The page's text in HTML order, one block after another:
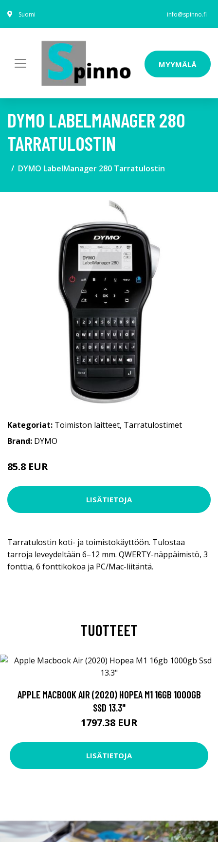
Suomi info@spinno.fi
MYYMÄLÄ
DYMO LABELMANAGER 280
TARRATULOSTIN
DYMO LabelManager 280 Tarratulostin
Kategoriat: Toimiston laitteet, Tarratulostimet
Brand: DYMO
85.8 EUR
LISÄTIETOJA
Tarratulostin koti- ja toimistokäyttöön. Tulostaa
tarroja leveydeltään 6–12 mm. QWERTY-näppäimistö, 3
fonttia, 6 fonttikokoa ja PC/Mac-liitäntä.
TUOTTEET
APPLE MACBOOK AIR (2020) HOPEA M1 16GB 1000GB
SSD 13.3"
1797.38 EUR
LISÄTIETOJA